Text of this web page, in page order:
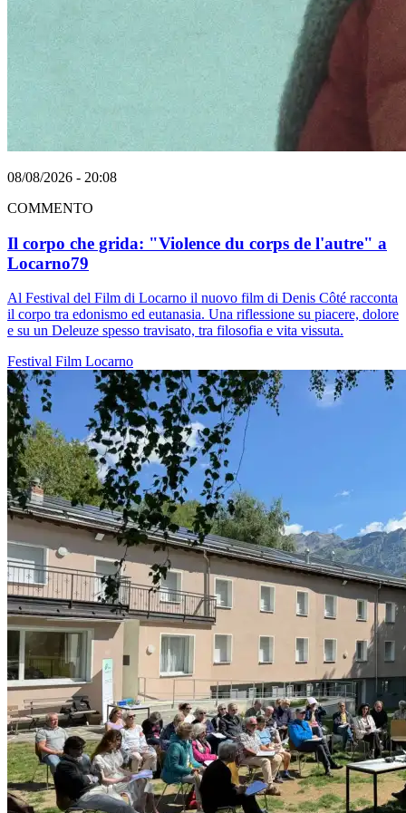
08/08/2026 - 20:08
COMMENTO
Il corpo che grida: "Violence du corps de l'autre" a
Locarno79
Al Festival del Film di Locarno il nuovo film di Denis Côté racconta
il corpo tra edonismo ed eutanasia. Una riflessione su piacere, dolore
e su un Deleuze spesso travisato, tra filosofia e vita vissuta.
Festival Film Locarno